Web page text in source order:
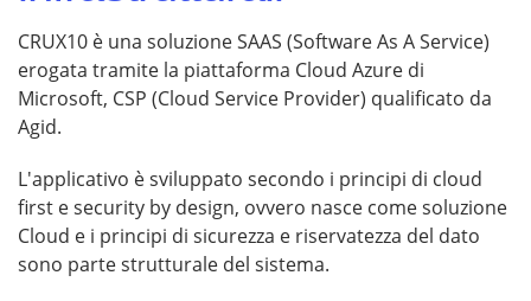
CRUX10 è una soluzione SAAS (Software As A Service)
erogata tramite la piattaforma Cloud Azure di
Microsoft, CSP (Cloud Service Provider) qualificato da
Agid.
L'applicativo è sviluppato secondo i principi di cloud
first e security by design, ovvero nasce come soluzione
Cloud e i principi di sicurezza e riservatezza del dato
sono parte strutturale del sistema.